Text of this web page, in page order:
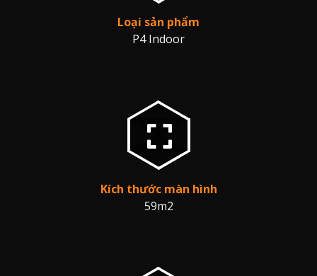
Loại sản phẩm
P4 Indoor
Kích thước màn hình
59m2